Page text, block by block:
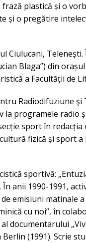
plastică și o
și o pregătire
Ciulucani,
Blaga”) din
a Facultății de
Radiodifuziune şi
la programele radio
sport în
fizică și sport
sportivă:
anii 1990-1991,
emisiuni matinale
cu noi”, în
documentarului
(1991). Scrie